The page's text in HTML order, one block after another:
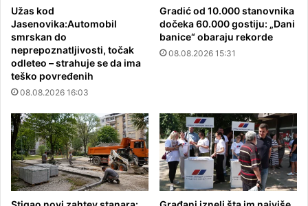
Užas kod
Jasenovika:Automobil
smrskan do
neprepoznatljivosti, točak
odleteo – strahuje se da ima
teško povređenih
08.08.2026 16:03
Gradić od 10.000 stanovnika
dočeka 60.000 gostiju: „Dani
banice“ obaraju rekorde
08.08.2026 15:31